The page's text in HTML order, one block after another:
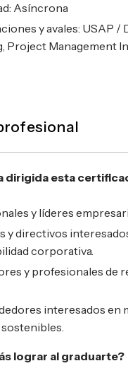
Asíncrona
y avales: USAP /
Project Management
dirigida esta
y líderes
y directivos
corporativa.
y profesionales de
interesados en
lograr al graduarte?